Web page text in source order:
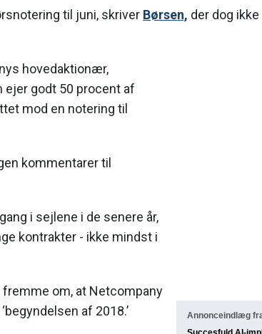
Annonceindlæg
til juni, skriver Børsen, der dog
hovedaktionær,
ejer godt 50 procent af
mod en notering til
kommentarer til
i sejlene i de senere år,
kontrakter - ikke mindst i
fremme om, at Netcompany
af 2018.’